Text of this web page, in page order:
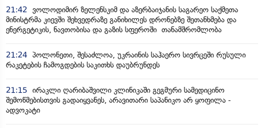
21:42
ვოლოდიმირ ზელენსკიმ და აზერბაიჯანის საგარეო საქმეთა
მინისტრმა კიევში შეხვედრაზე განიხილეს დრონებზე შეთანხმება და
ენერგეტიკის, ნავთობისა და გაზის სფეროში თანამშრომლობა
21:24 პოლონეთი, შესაძლოა, უკრაინის საჰაერო სივრცეში რუსული
რაკეტების ჩამოგდების საკითხს დაუბრუნდეს
21:15 ირაკლი ღარიბაშვილი კლინიკაში გეგმური სამედიცინო
შემოწმებისთვის გადაიყვანეს, არავითარი საპანიკო არ ყოფილა -
ადვოკატი